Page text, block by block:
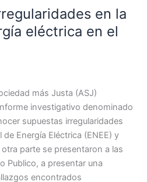
en la
eléctrica en el
más Justa (ASJ)
investigativo denominado
supuestas irregularidades
Energía Eléctrica (ENEE) y
parte se presentaron a las
Publico, a presentar una
encontrados